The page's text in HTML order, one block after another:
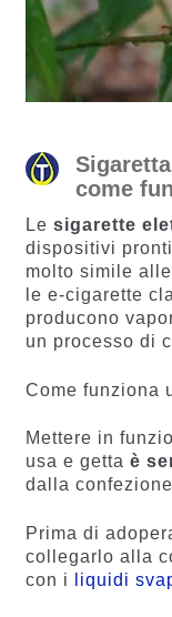
come
Le sigarette
dispositivi
molto simile
le e-cigarette
producono
un processo di
Come funziona
Mettere in
usa e getta è
dalla
Prima di
collegarlo alla
con i
liquidi